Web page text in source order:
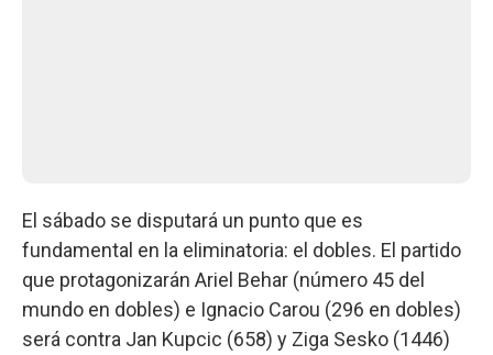
El sábado se disputará un punto que es
fundamental en la eliminatoria: el dobles. El partido
que protagonizarán Ariel Behar (número 45 del
mundo en dobles) e Ignacio Carou (296 en dobles)
será contra Jan Kupcic (658) y Ziga Sesko (1446)